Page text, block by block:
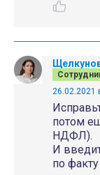
26.02.2021
потом
НДФЛ).
И
по